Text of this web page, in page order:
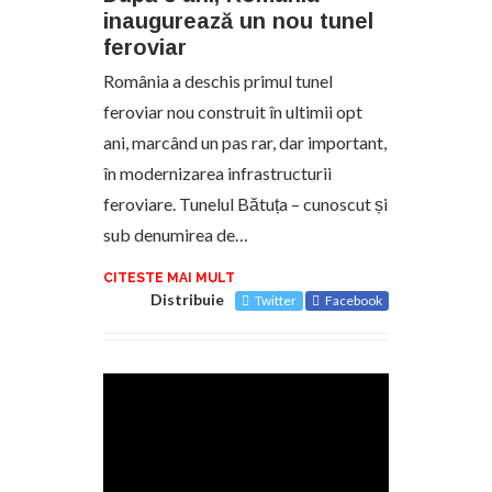
inaugurează un nou tunel
feroviar
România a deschis primul tunel
feroviar nou construit în ultimii opt
ani, marcând un pas rar, dar important,
în modernizarea infrastructurii
feroviare. Tunelul Bătuța – cunoscut și
sub denumirea de…
CITESTE MAI MULT
Distribuie Twitter Facebook